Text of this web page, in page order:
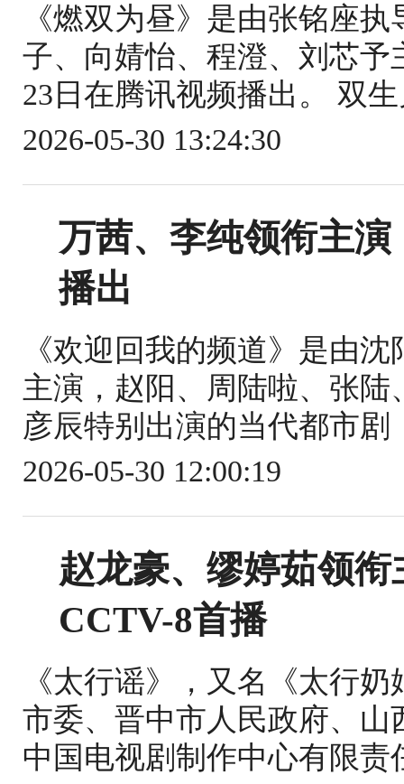
《燃双为昼》是由张铭座
子、向婧怡、程澄、刘芯予
23日在腾讯视频播出。 双
2026-05-30 13:24:30
万茜、李纯领衔主
播出
《欢迎回我的频道》是由
主演，赵阳、周陆啦、张
彦辰特别出演的当代都市剧
2026-05-30 12:00:19
赵龙豪、缪婷茹领
CCTV-8首播
《太行谣》，又名《太行
市委、晋中市人民政府、
中国电视剧制作中心有限